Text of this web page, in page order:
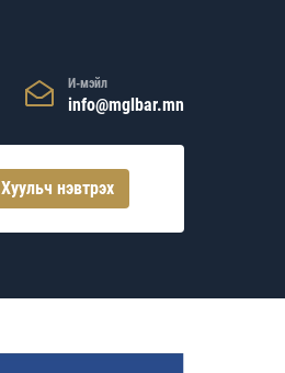
И-мэйл
info@mglbar.mn
Хуульч нэвтрэх